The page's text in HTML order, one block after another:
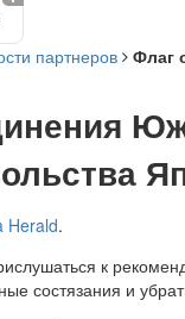
партнеров
Флаг
Herald.
к
состязания и